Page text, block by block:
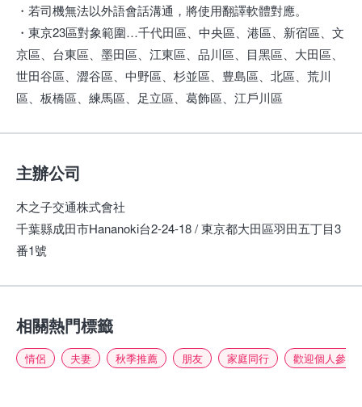
・若司機無法以外語會話溝通，將使用翻譯軟體對應。
・東京23區對象範圍…千代田區、中央區、港區、新宿區、文
京區、台東區、墨田區、江東區、品川區、目黑區、大田區、
世田谷區、澀谷區、中野區、杉並區、豊島區、北區、荒川
區、板橋區、練馬區、足立區、葛飾區、江戶川區
主辦公司
木之子交通株式會社
千葉縣成田市Hananoki台2-24-18 / 東京都大田區羽田五丁目3
番1號
相關熱門標籤
情侶 夫妻 秋季推薦 朋友 家庭同行 歡迎個人參加